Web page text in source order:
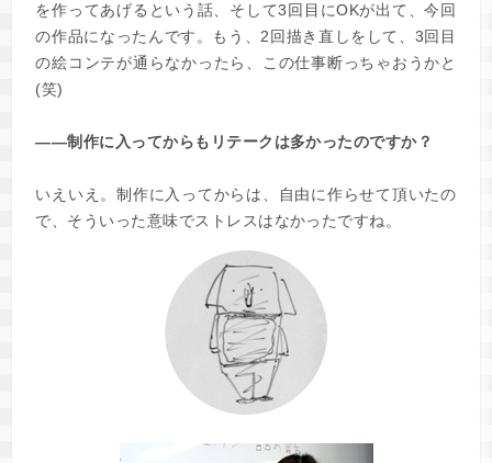
を作ってあげるという話、そして3回目にOKが出て、今回
の作品になったんです。もう、2回描き直しをして、3回目
の絵コンテが通らなかったら、この仕事断っちゃおうかと
(笑)
――制作に入ってからもリテークは多かったのですか？
いえいえ。制作に入ってからは、自由に作らせて頂いたの
で、そういった意味でストレスはなかったですね。